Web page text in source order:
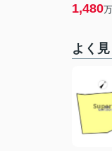
1,480
よく